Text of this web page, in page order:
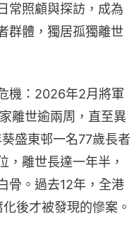
常照顧與探訪，成為
群體，獨居孤獨離世
機：2026年2月將軍
離世逾兩周，直至異
盛東邨一名77歲長者
，離世長達一年半，
骨。過去12年，全港
後才被發現的慘案。